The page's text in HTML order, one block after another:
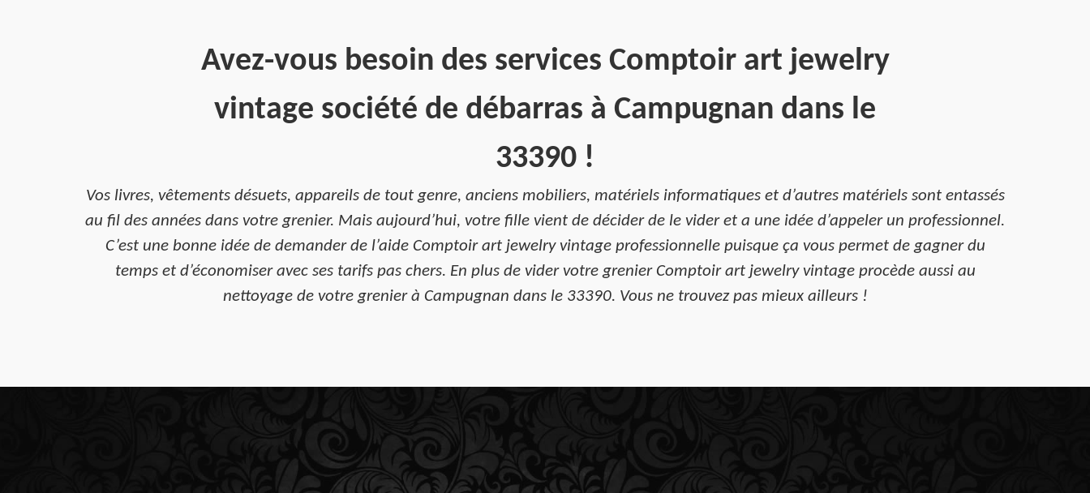
Avez-vous besoin des services Comptoir art jewelry
vintage société de débarras à Campugnan dans le
33390 !
Vos livres, vêtements désuets, appareils de tout genre, anciens mobiliers, matériels informatiques et d’autres matériels sont entassés
au fil des années dans votre grenier. Mais aujourd’hui, votre fille vient de décider de le vider et a une idée d’appeler un professionnel.
C’est une bonne idée de demander de l’aide Comptoir art jewelry vintage professionnelle puisque ça vous permet de gagner du
temps et d’économiser avec ses tarifs pas chers. En plus de vider votre grenier Comptoir art jewelry vintage procède aussi au
nettoyage de votre grenier à Campugnan dans le 33390. Vous ne trouvez pas mieux ailleurs !